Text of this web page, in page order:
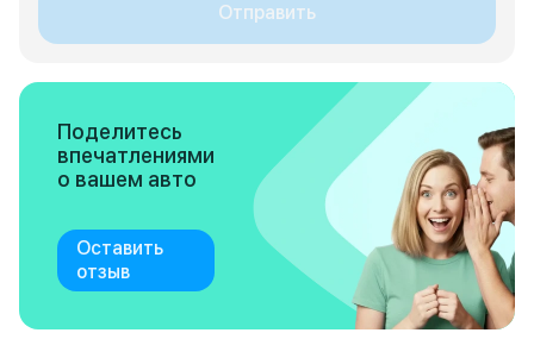
Отправить
Поделитесь
впечатлениями
о вашем авто
Оставить
отзыв